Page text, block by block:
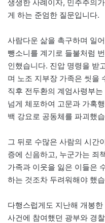
생생한 사례이자, 민주주의
게 하는 준엄한 질문입니다.
사람다운 삶을 촉구하며 일
뺑소니를 계기로 들불처럼
인했습니다. 진압 명령을 받
며 노조 지부장 가족은 씻을
직후 전두환의 계엄사령부
넘게 체포하여 고문과 가혹
백 강요로 공동체를 파괴했
그 뒤로 수많은 사람의 시간
증에 신음하고, 누군가는 죄
가족과 이웃을 잃은 이들은
하는 것조차 두려워해야 했
다행스럽게도 지난해 개봉
사건에 참여했던 광부와 경